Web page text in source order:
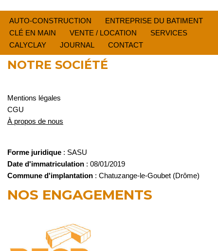
AUTO-CONSTRUCTION
ENTREPRISE DU BATIMENT
CLÉ EN MAIN
VENTE / LOCATION
SERVICES
CALYCLAY
JOURNAL CONTACT
NOTRE SOCIÉTÉ
Mentions légales
CGU
À propos de nous
Forme juridique : SASU
Date d'immatriculation : 08/01/2019
Commune d'implantation : Chatuzange-le-Goubet (Drôme)
NOS ENGAGEMENTS